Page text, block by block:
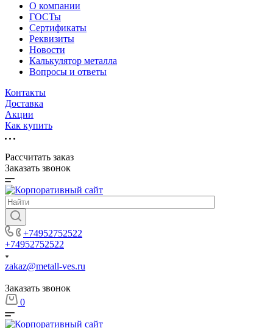
О компании
ГОСТы
Сертификаты
Реквизиты
Новости
Калькулятор металла
Вопросы и ответы
Контакты
Доставка
Акции
Как купить
Рассчитать заказ
Заказать звонок
+74952752522
+74952752522
zakaz@metall-ves.ru
Заказать звонок
0